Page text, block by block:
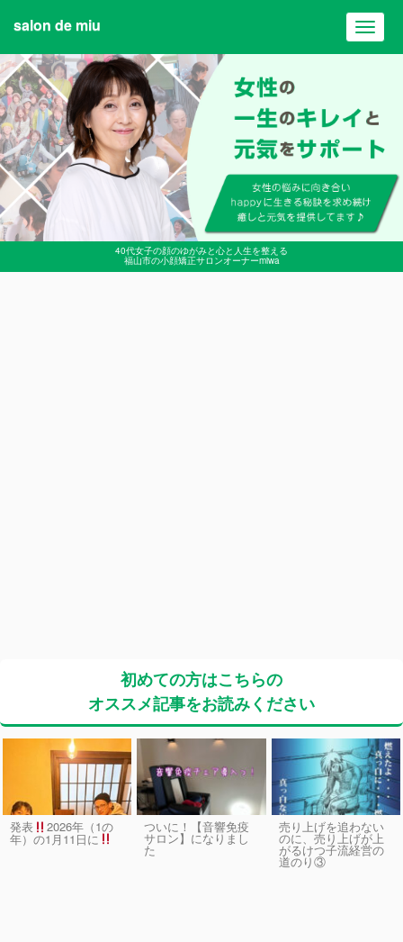
40代女子の顔のゆがみと心と人生を整える
福山市の小顔矯正サロンオーナーmiwa
salon de miu
初めての方はこちらの
オススメ記事をお読みください
発表 2026年（1の
年）の1月11日に
ついに！【音響免疫
サロン】になりまし
た
売り上げを追わない
のに、売り上げが上
がるけつ子流経営の
道のり③